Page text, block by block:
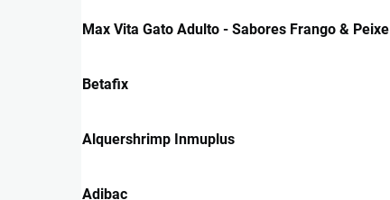
Max Vita Gato Adulto - Sabores Frango & Peixe
Betafix
Alquershrimp Inmuplus
Adibac